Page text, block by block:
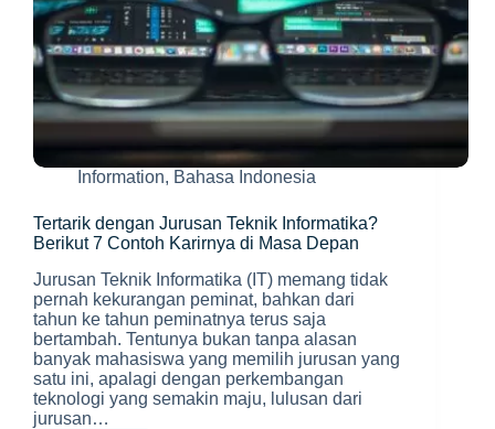
Information, Bahasa Indonesia
Tertarik dengan Jurusan Teknik Informatika?
Berikut 7 Contoh Karirnya di Masa Depan
Jurusan Teknik Informatika (IT) memang tidak
pernah kekurangan peminat, bahkan dari
tahun ke tahun peminatnya terus saja
bertambah. Tentunya bukan tanpa alasan
banyak mahasiswa yang memilih jurusan yang
satu ini, apalagi dengan perkembangan
teknologi yang semakin maju, lulusan dari
jurusan…